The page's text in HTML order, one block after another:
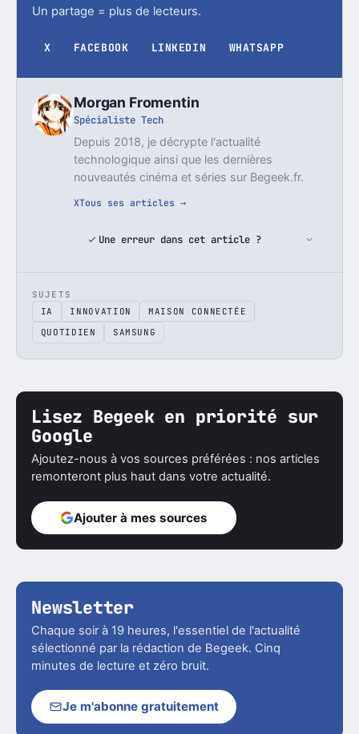
Un partage = plus de lecteurs.
X FACEBOOK LINKEDIN WHATSAPP
Morgan Fromentin
Spécialiste Tech
Depuis 2018, je décrypte l'actualité
technologique ainsi que les dernières
nouveautés cinéma et séries sur Begeek.fr.
XTous ses articles →
Une erreur dans cet article ?
SUJETS
IA
INNOVATION
MAISON CONNECTÉE
QUOTIDIEN
SAMSUNG
Lisez Begeek en priorité sur
Google
Ajoutez-nous à vos sources préférées : nos articles
remonteront plus haut dans votre actualité.
Ajouter à mes sources
Newsletter
Chaque soir à 19 heures, l'essentiel de l'actualité
sélectionné par la rédaction de Begeek. Cinq
minutes de lecture et zéro bruit.
Je m'abonne gratuitement